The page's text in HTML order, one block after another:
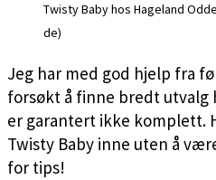
Twisty Baby hos Hageland
de)
Jeg har med god hjelp fra
forsøkt å finne bredt utvalg
er garantert ikke komplett.
Twisty Baby inne uten å
for tips!